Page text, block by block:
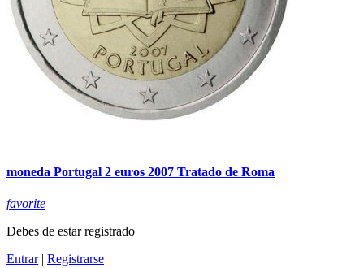
moneda Portugal 2 euros 2007 Tratado de Roma
favorite
Debes de estar registrado
Entrar| Registrarse